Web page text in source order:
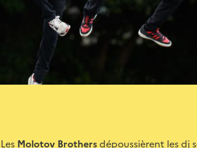
Les Molotov Brothersdépoussièrent les dj